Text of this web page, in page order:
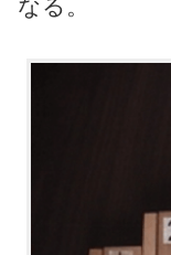
なる。